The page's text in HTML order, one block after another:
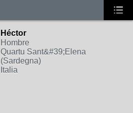
Héctor
Hombre
Quartu Sant&#39;Elena
(Sardegna)
Italia